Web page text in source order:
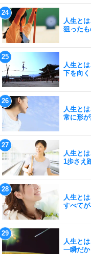
人生とは
狙ったも
人生とは
下を向く
人生とは
常に形が
人生とは
1歩さえ
人生と
すべてが
人生とは
一瞬だか